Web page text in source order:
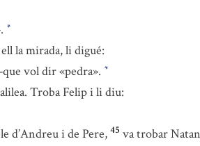
*
la mirada, li digué:
vol dir «pedra». *
Troba Felip i li diu:
d’Andreu i de Pere, 45 va trobar